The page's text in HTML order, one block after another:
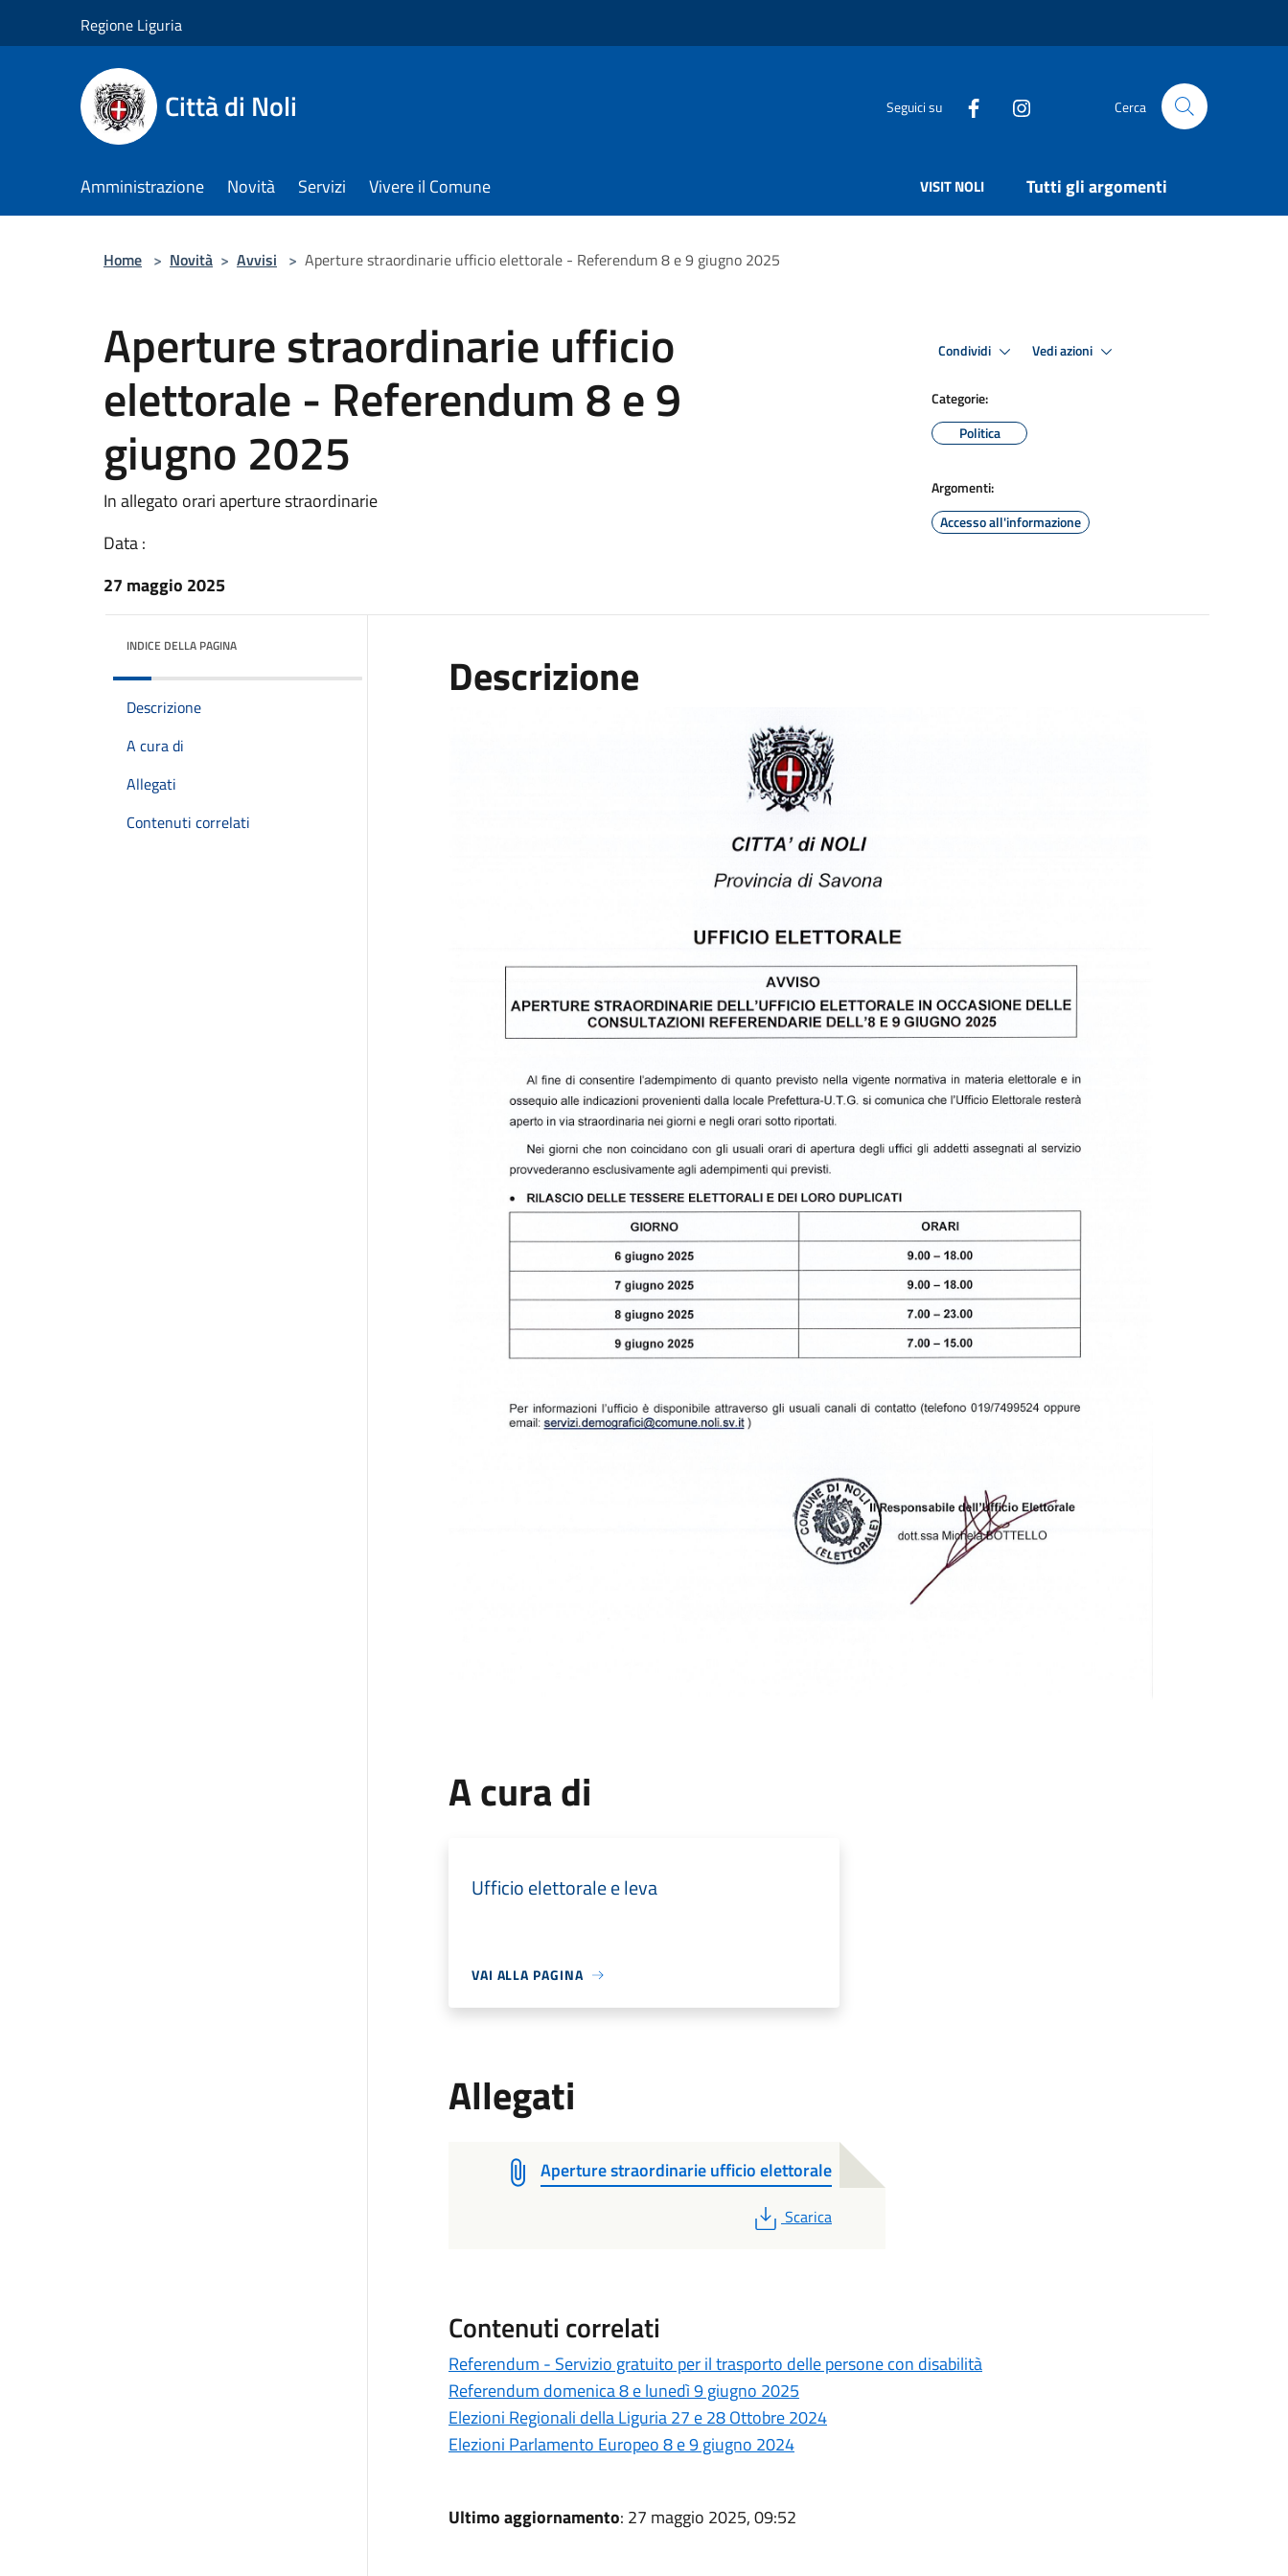
Regione Liguria
Città di Noli Seguici su Cerca
Amministrazione Novità Servizi Vivere il Comune VISIT NOLI Tutti gli argomenti
Home > Novità > Avvisi > Aperture straordinarie ufficio elettorale - Referendum 8 e 9 giugno 2025
Aperture straordinarie ufficio
elettorale - Referendum 8 e 9
giugno 2025
In allegato orari aperture straordinarie
Data :
27 maggio 2025
Condividi Vedi azioni
Categorie:
Politica
Argomenti:
Accesso all'informazione
INDICE DELLA PAGINA
Descrizione
A cura di
Allegati
Contenuti correlati
Descrizione
A cura di
Ufficio elettorale e leva
VAI ALLA PAGINA
Allegati
Aperture straordinarie ufficio elettorale
PDF
Scarica
Contenuti correlati
Referendum - Servizio gratuito per il trasporto delle persone con disabilità
Referendum domenica 8 e lunedì 9 giugno 2025
Elezioni Regionali della Liguria 27 e 28 Ottobre 2024
Elezioni Parlamento Europeo 8 e 9 giugno 2024
Ultimo aggiornamento: 27 maggio 2025, 09:52